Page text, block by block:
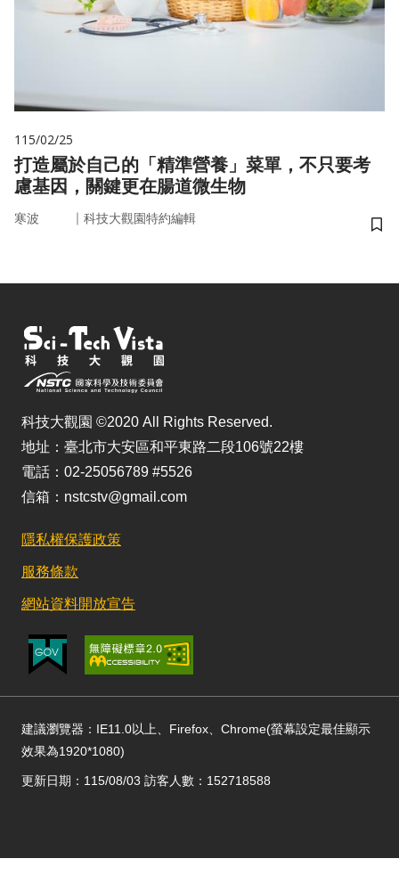
115/02/25
打造屬於自己的「精準營養」菜單，不只要考
慮基因，關鍵更在腸道微生物
寒波 ｜ 科技大觀園特約編輯
儲
科技大觀園 ©2020 All Rights Reserved.
地址：臺北市大安區和平東路二段106號22樓
電話：02-25056789 #5526
信箱：nstcstv@gmail.com
隱私權保護政策
服務條款
網站資料開放宣告
建議瀏覽器：IE11.0以上、Firefox、Chrome(螢幕設定最佳顯示
效果為1920*1080)
更新日期：115/08/03 訪客人數：152718588